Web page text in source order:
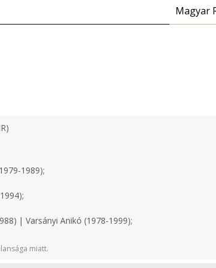
Magyar
1989);
| Varsányi Anikó (1978-1999);
miatt.